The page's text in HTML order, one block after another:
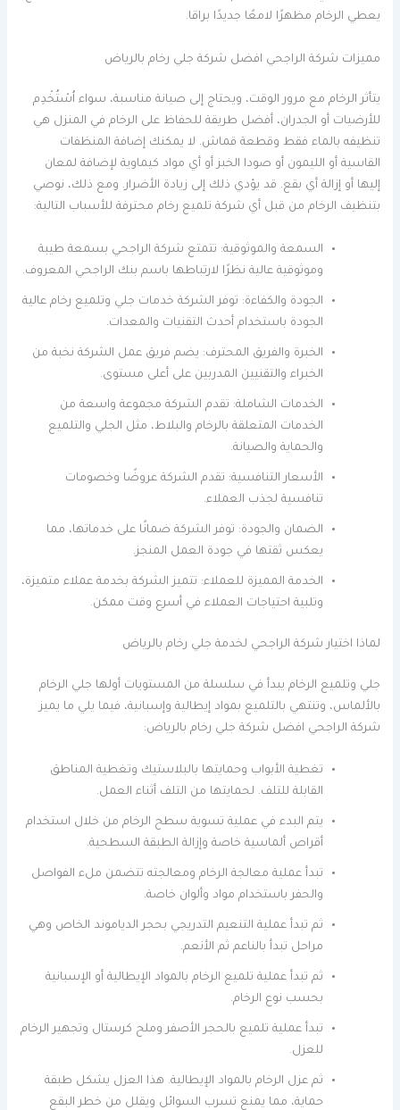
يعطي الرخام مظهرًا لامعًا جديدًا براقا.
مميزات شركة الراجحي افضل شركة جلي رخام بالرياض
يتأثر الرخام مع مرور الوقت، ويحتاج إلى صيانة مناسبة، سواء اُسْتُخْدِم
للأرضيات أو الجدران، أفضل طريقة للحفاظ على الرخام في المنزل هي
تنظيفه بالماء فقط وقطعة قماش. لا يمكنك إضافة المنظفات
القاسية أو الليمون أو صودا الخبز أو أي مواد كيماوية لإضافة لمعان
إليها أو إزالة أي بقع. قد يؤدي ذلك إلى زيادة الأضرار. ومع ذلك، نوصي
بتنظيف الرخام من قبل أي شركة تلميع رخام محترفة للأسباب التالية:
السمعة والموثوقية: تتمتع شركة الراجحي بسمعة طيبة
وموثوقية عالية نظرًا لارتباطها باسم بنك الراجحي المعروف.
الجودة والكفاءة: توفر الشركة خدمات جلي وتلميع رخام عالية
الجودة باستخدام أحدث التقنيات والمعدات.
الخبرة والفريق المحترف: يضم فريق عمل الشركة نخبة من
الخبراء والتقنيين المدربين على أعلى مستوى.
الخدمات الشاملة: تقدم الشركة مجموعة واسعة من
الخدمات المتعلقة بالرخام والبلاط، مثل الجلي والتلميع
والحماية والصيانة.
الأسعار التنافسية: تقدم الشركة عروضًا وخصومات
تنافسية لجذب العملاء.
الضمان والجودة: توفر الشركة ضمانًا على خدماتها، مما
يعكس ثقتها في جودة العمل المنجز.
الخدمة المميزة للعملاء: تتميز الشركة بخدمة عملاء متميزة،
وتلبية احتياجات العملاء في أسرع وقت ممكن.
لماذا اختيار شركة الراجحي لخدمة جلي رخام بالرياض
جلي وتلميع الرخام يبدأ في سلسلة من المستويات أولها جلي الرخام
بالألماس، وتنتهي بالتلميع بمواد إيطالية وإسبانية، فيما يلي ما يميز
شركة الراجحي افضل شركة جلي رخام بالرياض:
تغطية الأبواب وحمايتها بالبلاستيك وتغطية المناطق
القابلة للتلف. لحمايتها من التلف أثناء العمل.
يتم البدء في عملية تسوية سطح الرخام من خلال استخدام
أقراص ألماسية خاصة وإزالة الطبقة السطحية.
تبدأ عملية معالجة الرخام ومعالجته تتضمن ملء الفواصل
والحفر باستخدام مواد وألوان خاصة.
ثم تبدأ عملية التنعيم التدريجي بحجر الدياموند الخاص وهي
مراحل تبدأ بالناعم ثم الأنعم.
ثم تبدأ عملية تلميع الرخام بالمواد الإيطالية أو الإسبانية
بحسب نوع الرخام.
تبدأ عملية تلميع بالحجر الأصفر وملح كرستال وتجهير الرخام
للعزل.
ثم عزل الرخام بالمواد الإيطالية. هذا العزل يشكل طبقة
حماية، مما يمنع تسرب السوائل ويقلل من خطر البقع